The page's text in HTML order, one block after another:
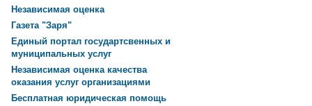
Независимая оценка
Газета "Заря"
Единый портал государтсвенных и
муниципальных услуг
Независимая оценка качества
оказания услуг организациями
Бесплатная юридическая помощь